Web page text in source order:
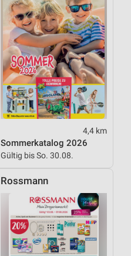
4,4 km
Sommerkatalog 2026
Gültig bis So. 30.08.
Rossmann